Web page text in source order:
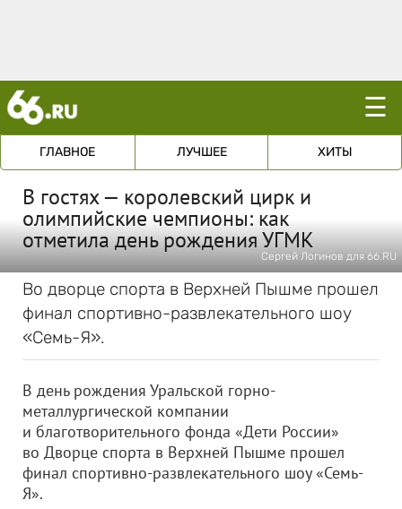
☰
ГЛАВНОЕ ЛУЧШЕЕ ХИТЫ
В гостях — королевский цирк и
олимпийские чемпионы: как
отметила день рождения УГМК
Сергей Логинов для 66.RU
Во дворце спорта в Верхней Пышме прошел
финал спортивно-развлекательного шоу
«Семь-Я».
В день рождения Уральской горно-
металлургической компании
и благотворительного фонда «Дети России»
во Дворце спорта в Верхней Пышме прошел
финал спортивно-развлекательного шоу «Семь-
Я».